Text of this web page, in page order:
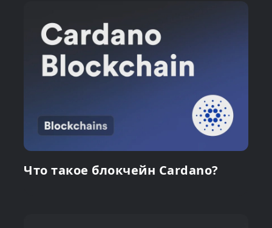
Что такое блокчейн Cardano?